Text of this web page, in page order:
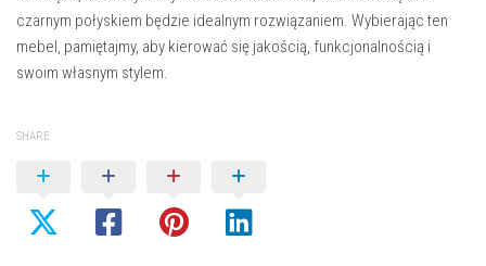
czarnym połyskiem będzie idealnym rozwiązaniem. Wybierając ten
mebel, pamiętajmy, aby kierować się jakością, funkcjonalnością i
swoim własnym stylem.
SHARE